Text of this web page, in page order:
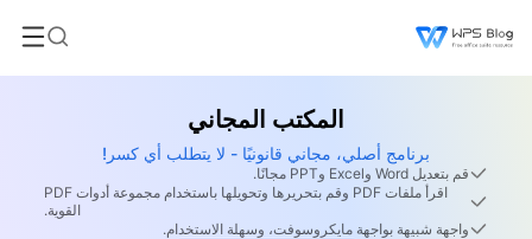
المكتب المجاني
برنامج أصلي، مجاني قانونيًا - لا يتطلب أي كسر!
قم بتعديل Word وExcel وPPT مجانًا.
اقرأ ملفات PDF وقم بتحريرها وتحويلها باستخدام مجموعة أدوات PDF
القوية.
واجهة شبيهة بواجهة مايكروسوفت، وسهلة الاستخدام.